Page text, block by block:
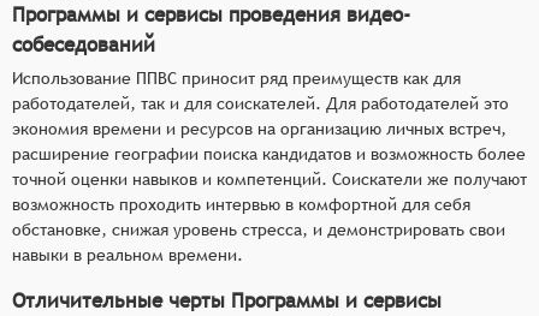
Программы и сервисы проведения видео-
собеседований
Использование ППВС приносит ряд преимуществ как для
работодателей, так и для соискателей. Для работодателей это
экономия времени и ресурсов на организацию личных встреч,
расширение географии поиска кандидатов и возможность более
точной оценки навыков и компетенций. Соискатели же получают
возможность проходить интервью в комфортной для себя
обстановке, снижая уровень стресса, и демонстрировать свои
навыки в реальном времени.
Отличительные черты Программы и сервисы